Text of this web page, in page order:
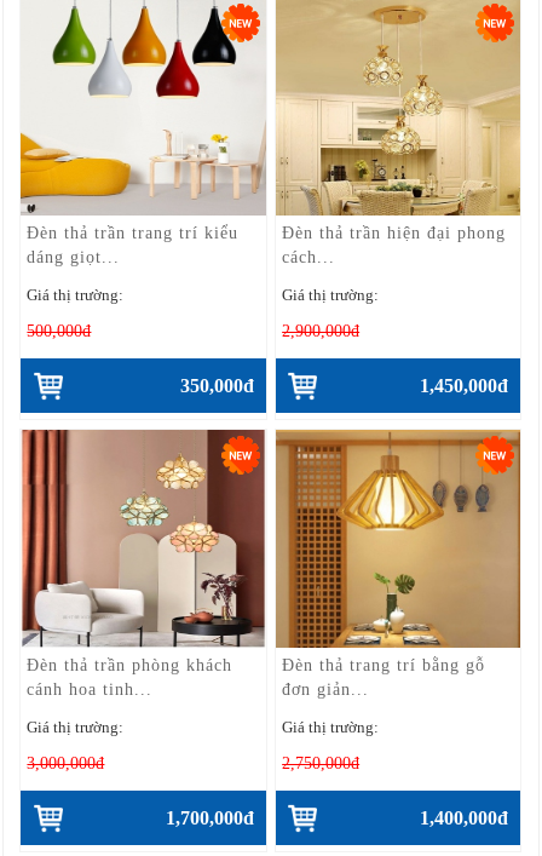
Đèn thả trần trang trí kiểu
dáng giọt...
Giá thị trường:
500,000đ
350,000đ
Đèn thả trần hiện đại phong
cách...
Giá thị trường:
2,900,000đ
1,450,000đ
Đèn thả trần phòng khách
cánh hoa tinh...
Giá thị trường:
3,000,000đ
1,700,000đ
Đèn thả trang trí bằng gỗ
đơn giản...
Giá thị trường:
2,750,000đ
1,400,000đ